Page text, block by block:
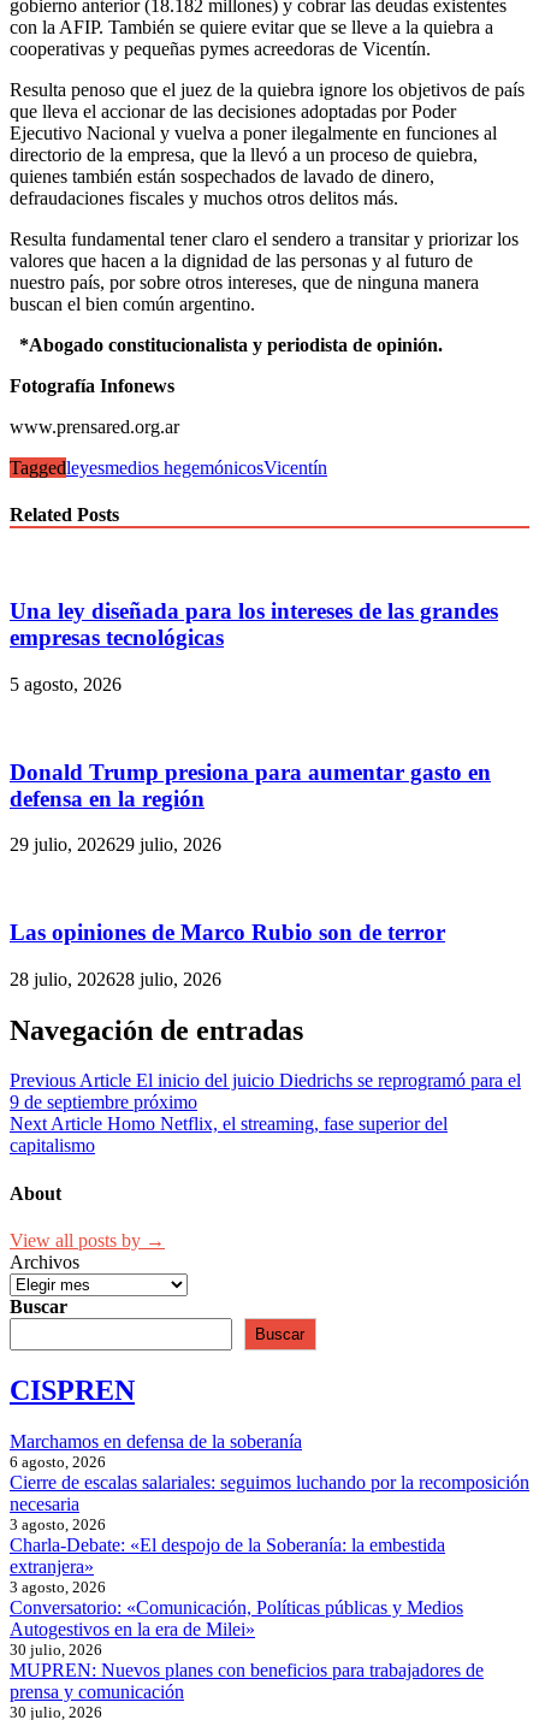
gobierno anterior (18.182 millones) y cobrar las deudas existentes
con la AFIP. También se quiere evitar que se lleve a la quiebra a
cooperativas y pequeñas pymes acreedoras de Vicentín.
Resulta penoso que el juez de la quiebra ignore los objetivos de país
que lleva el accionar de las decisiones adoptadas por Poder
Ejecutivo Nacional y vuelva a poner ilegalmente en funciones al
directorio de la empresa, que la llevó a un proceso de quiebra,
quienes también están sospechados de lavado de dinero,
defraudaciones fiscales y muchos otros delitos más.
Resulta fundamental tener claro el sendero a transitar y priorizar los
valores que hacen a la dignidad de las personas y al futuro de
nuestro país, por sobre otros intereses, que de ninguna manera
buscan el bien común argentino.
*Abogado constitucionalista y periodista de opinión.
Fotografía Infonews
www.prensared.org.ar
Taggedleyesmedios hegemónicosVicentín
Related Posts
Una ley diseñada para los intereses de las grandes
empresas tecnológicas
5 agosto, 2026
Donald Trump presiona para aumentar gasto en
defensa en la región
29 julio, 202629 julio, 2026
Las opiniones de Marco Rubio son de terror
28 julio, 202628 julio, 2026
Navegación de entradas
Previous Article El inicio del juicio Diedrichs se reprogramó para el
9 de septiembre próximo
Next Article Homo Netflix, el streaming, fase superior del
capitalismo
About
View all posts by →
Archivos
Buscar
Buscar
CISPREN
Marchamos en defensa de la soberanía
6 agosto, 2026
Cierre de escalas salariales: seguimos luchando por la recomposición
necesaria
3 agosto, 2026
Charla-Debate: «El despojo de la Soberanía: la embestida
extranjera»
3 agosto, 2026
Conversatorio: «Comunicación, Políticas públicas y Medios
Autogestivos en la era de Milei»
30 julio, 2026
MUPREN: Nuevos planes con beneficios para trabajadores de
prensa y comunicación
30 julio, 2026